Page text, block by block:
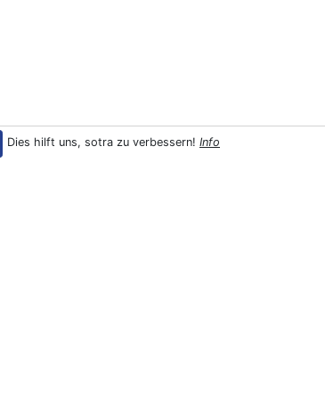
Dies hilft uns, sotra zu verbessern! Info